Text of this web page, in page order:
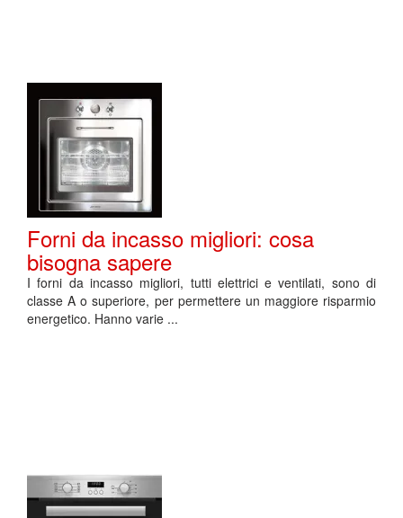
Forni da incasso migliori: cosa
bisogna sapere
I forni da incasso migliori, tutti elettrici e ventilati, sono di
classe A o superiore, per permettere un maggiore risparmio
energetico. Hanno varie ...